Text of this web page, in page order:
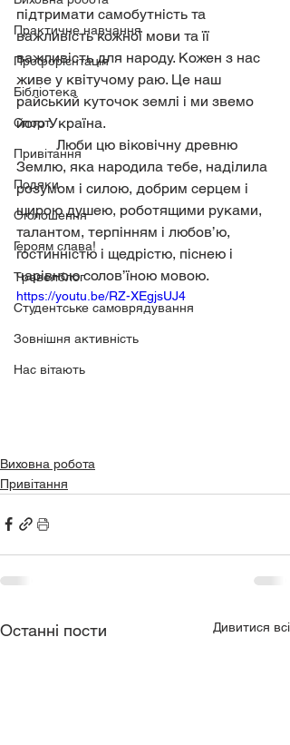
Практичне навчання
Профорієнтація
Бібліотека
Спорт
Привітання
Подяки
Оголошення
Героям слава!
Тревелблог
Студентське самоврядування
Зовнішня активність
Нас вітають
підтримати самобутність та
важливість кожної мови та її
важливість для народу. Кожен з нас
живе у квітучому раю. Це наш
райський куточок землі і ми звемо
його Україна.
	 Люби цю віковічну древню
Землю, яка народила тебе, наділила
розумом і силою, добрим серцем і
щирою душею, роботящими руками,
талантом, терпінням і любов’ю,
гостинністю і щедрістю, піснею і
чарівною солов’їною мовою.
https://youtu.be/RZ-XEgjsUJ4
Виховна робота
Привітання
Останні пости Дивитися всі